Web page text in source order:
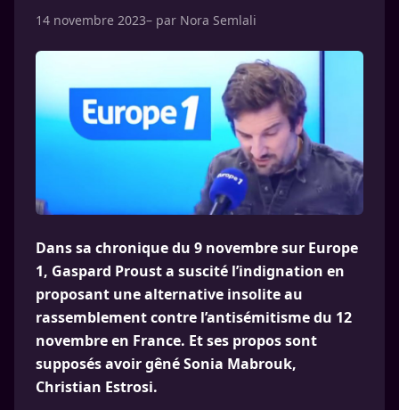
14 novembre 2023– par Nora Semlali
Dans sa chronique du 9 novembre sur Europe
1, Gaspard Proust a suscité l’indignation en
proposant une alternative insolite au
rassemblement contre l’antisémitisme du 12
novembre en France. Et ses propos sont
supposés avoir gêné Sonia Mabrouk,
Christian Estrosi.